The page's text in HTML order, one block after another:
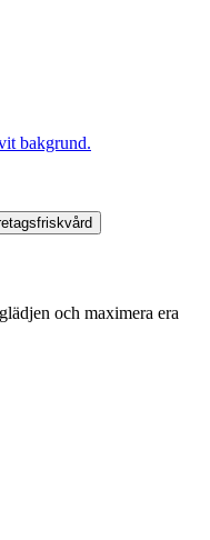
och maximera era